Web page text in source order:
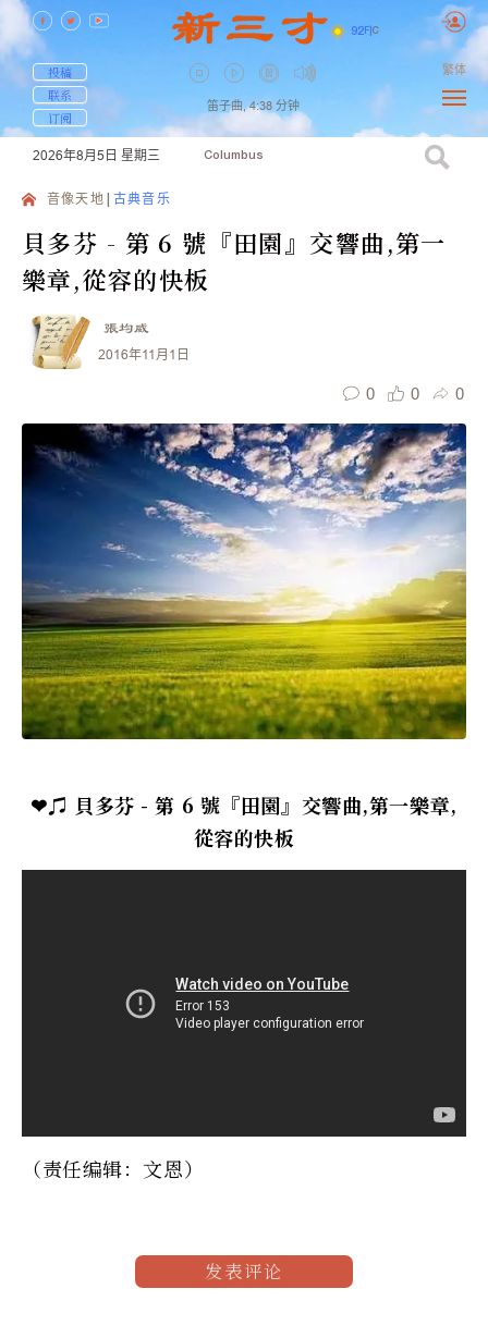
92F| C
投稿
联系
订阅
笛子曲, 4:38 分钟
繁体
2026年8月5日 星期三 Columbus
音像天地 古典音乐
貝多芬 - 第 6 號『田園』交響曲,第一
樂章,從容的快板
張均威
2016年11月1日
0 0 0
❤♫ 貝多芬 - 第 6 號『田園』交響曲,第一樂章,
從容的快板
（责任编辑：文恩）
发表评论